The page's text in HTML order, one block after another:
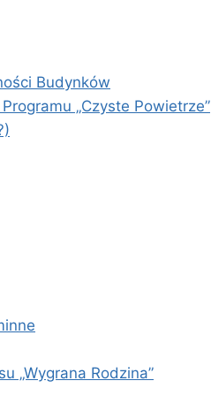
Budynków
„Czyste Powietrze”
„Wygrana Rodzina”